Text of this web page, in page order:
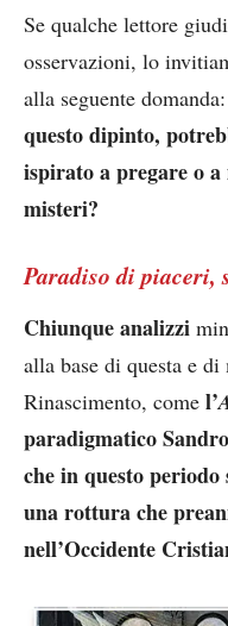
Se qualche lettore
osservazioni, lo
alla seguente domanda:
questo dipinto,
ispirato a pregare o
misteri?
Paradiso di piaceri,
Chiunque analizzi
alla base di questa e
Rinascimento, come l’
paradigmatico
che in questo
una rottura che
nell’Occidente